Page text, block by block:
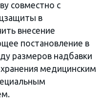
совместно с
в
внесение
постановление в
размеров надбавки
медицинским